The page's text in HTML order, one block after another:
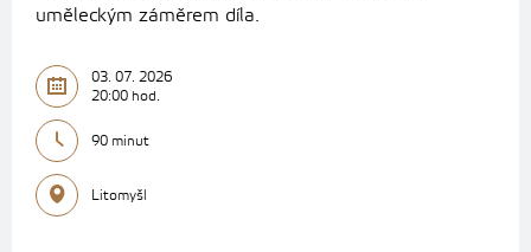
uměleckým záměrem díla.
03. 07. 2026
20:00 hod.
90 minut
Litomyšl